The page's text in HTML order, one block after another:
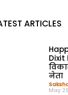
ARTICLES
Dixit
नेता
May